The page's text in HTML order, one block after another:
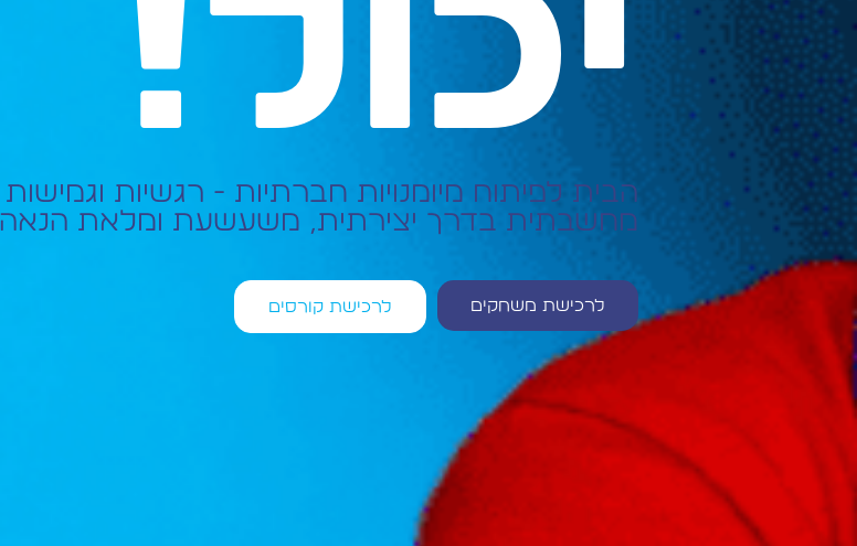
יכול!
הבית לפיתוח מיומנויות חברתיות - רגשיות וגמישות
מחשבתית בדרך יצירתית, משעשעת ומלאת הנאה
לרכישת משחקים לרכישת קורסים